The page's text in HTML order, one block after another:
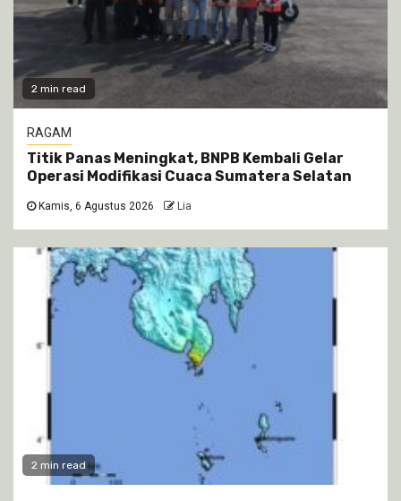
2 min read
RAGAM
Titik Panas Meningkat, BNPB Kembali Gelar
Operasi Modifikasi Cuaca Sumatera Selatan
Kamis, 6 Agustus 2026 Lia
2 min read